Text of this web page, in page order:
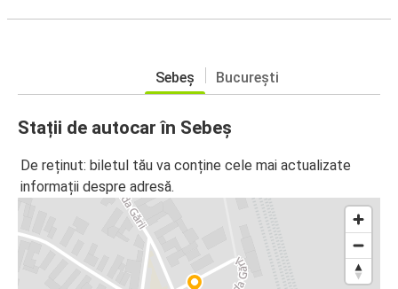
Sebeș București
Stații de autocar în Sebeș
De reținut: biletul tău va conține cele mai actualizate
informații despre adresă.